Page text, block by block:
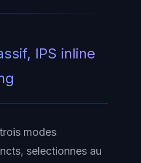
IPS inline
modes
selectionnes au